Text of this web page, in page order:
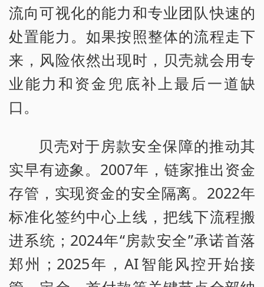
流向可视化的能力和专业团队快速的
处置能力。如果按照整体的流程走下
来，风险依然出现时，贝壳就会用专
业能力和资金兜底补上最后一道缺
口。
贝壳对于房款安全保障的推动其
实早有迹象。2007年，链家推出资金
存管，实现资金的安全隔离。2022年
标准化签约中心上线，把线下流程搬
进系统；2024年“房款安全”承诺首落
郑州；2025年，AI智能风控开始接